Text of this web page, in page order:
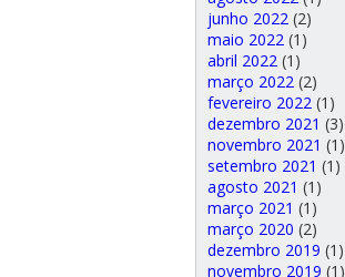
junho 2022 (2)
maio 2022 (1)
abril 2022 (1)
março 2022 (2)
fevereiro 2022 (1)
dezembro 2021 (3)
novembro 2021 (1)
setembro 2021 (1)
agosto 2021 (1)
março 2021 (1)
março 2020 (2)
dezembro 2019 (1)
novembro 2019 (1)